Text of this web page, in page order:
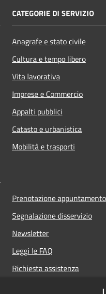
CATEGORIE DI SERVIZIO
Anagrafe e stato civile
Cultura e tempo libero
Vita lavorativa
Imprese e Commercio
Appalti pubblici
Catasto e urbanistica
Mobilità e trasporti
Prenotazione appuntamento
Segnalazione disservizio
Newsletter
Leggi le FAQ
Richiesta assistenza